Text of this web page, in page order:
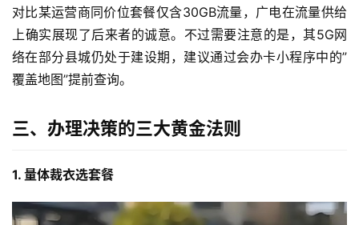
对比某运营商同价位套餐仅含30GB流量，广电在流量供给
上确实展现了后来者的诚意。不过需要注意的是，其5G网
络在部分县城仍处于建设期，建议通过会办卡小程序中的”
覆盖地图”提前查询。
三、办理决策的三大黄金法则
1. 量体裁衣选套餐